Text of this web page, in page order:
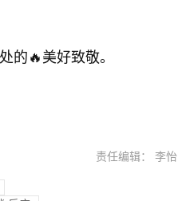
的🔥美好致敬。
责任编辑： 李怡